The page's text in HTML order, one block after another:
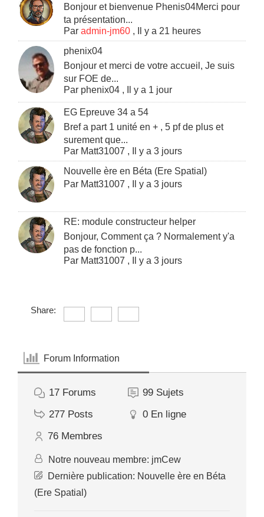
Bonjour et bienvenue Phenis04Merci pour
ta présentation...
Paradmin-jm60 ,
Il y a 21 heures
phenix04
Bonjour et merci de votre accueil, Je suis
sur FOE de...
Par phenix04 , Il y a 1 jour
EG Epreuve 34 a 54
Bref a part 1 unité en + , 5 pf de plus et
surement que...
Par Matt31007 ,
Il y a 3 jours
Nouvelle ère en Béta (Ere Spatial)
Par Matt31007 , Il y a 3 jours
RE: module constructeur helper
Bonjour, Comment ça ? Normalement y'a
pas de fonction p...
Par Matt31007 , Il y a 3 jours
Share:
Forum Information
17 Forums 99 Sujets
277 Posts 0 En ligne
76 Membres
Notre nouveau membre: jmCew
Dernière publication: Nouvelle ère en Béta
(Ere Spatial)